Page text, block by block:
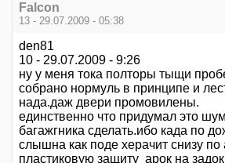
Falcon
13 - 29.07.2009 - 05:38
den81
10 - 29.07.2009 - 9:26
ну у меня тока полторы тыщи
собрано нормуль в принципе и
нада.даж двери промовилены.
единственно что придумал это
багажгника сделать.ибо када по
слышна как поде херачит снизу по
пластиковую защиту арок на